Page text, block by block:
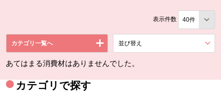
表示件数
カテゴリ一覧へ 並び替え
あてはまる消費材はありませんでした。
カテゴリで探す